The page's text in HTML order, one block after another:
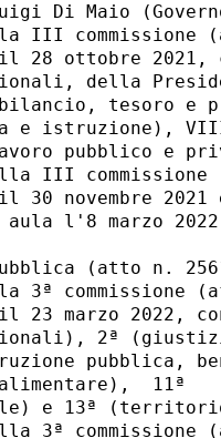
Di Maio
III commissione
28 ottobre
della
tesoro e
e istruzione),
pubblico e
III commissione
30 novembre
aula l'8 marzo
(atto n.
3ª commissione
23 marzo 2022,
2ª
pubblica,
e 13ª
3ª commissione